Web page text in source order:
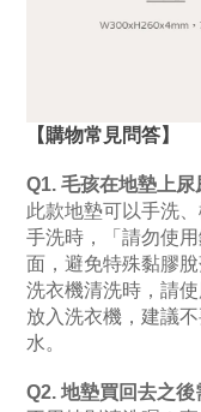
【購物常見問答】
Q1. 毛孩在地墊上
此款地墊可以手洗
手洗時，「請勿使
面，避免特殊黏膠脫
洗衣機清洗時，請
放入洗衣機，建議
水。
Q2. 地墊買回去之